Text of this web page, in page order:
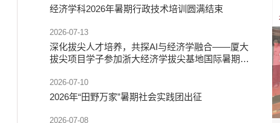
经济学科2026年暑期行政技术培训圆满结束
2026-07-13
深化拔尖人才培养，共探AI与经济学融合——厦大
拔尖项目学子参加浙大经济学拔尖基地国际暑期学
2026-07-10
2026年“田野万家”暑期社会实践团出征
2026-07-08